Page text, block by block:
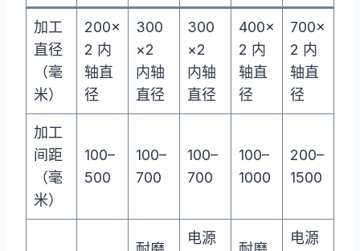
加工
直径
（毫
米）
200×
2 内
轴直
径
300
×2
内轴
直径
300
×2
内轴
直径
400×
2 内
轴直
径
700×
2 内
轴直
径
加工
间距
（毫
米）
100–
500
100–
700
100–
700
100–
1000
200–
1500
电源
电源